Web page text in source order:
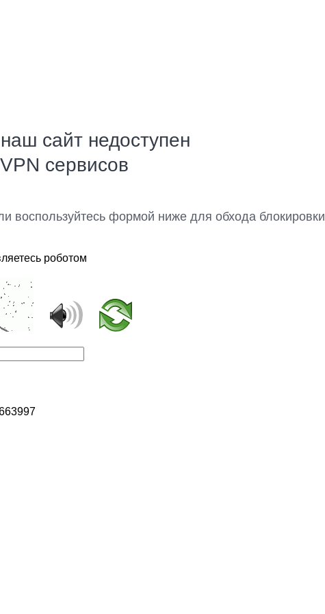
сайт недоступен
сервисов
воспользуйтесь формой ниже для обхода блокировки
роботом